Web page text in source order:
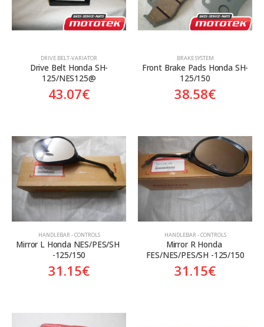
DRIVE BELT-VARIATOR
Drive Belt Honda SH-
125/NES125@
43.07€
BRAKE SYSTEM
Front Brake Pads Honda SH-
125/150
38.58€
HANDLEBAR - CONTROLS
Mirror L Honda NES/PES/SH
-125/150
31.15€
HANDLEBAR - CONTROLS
Mirror R Honda
FES/NES/PES/SH -125/150
31.15€